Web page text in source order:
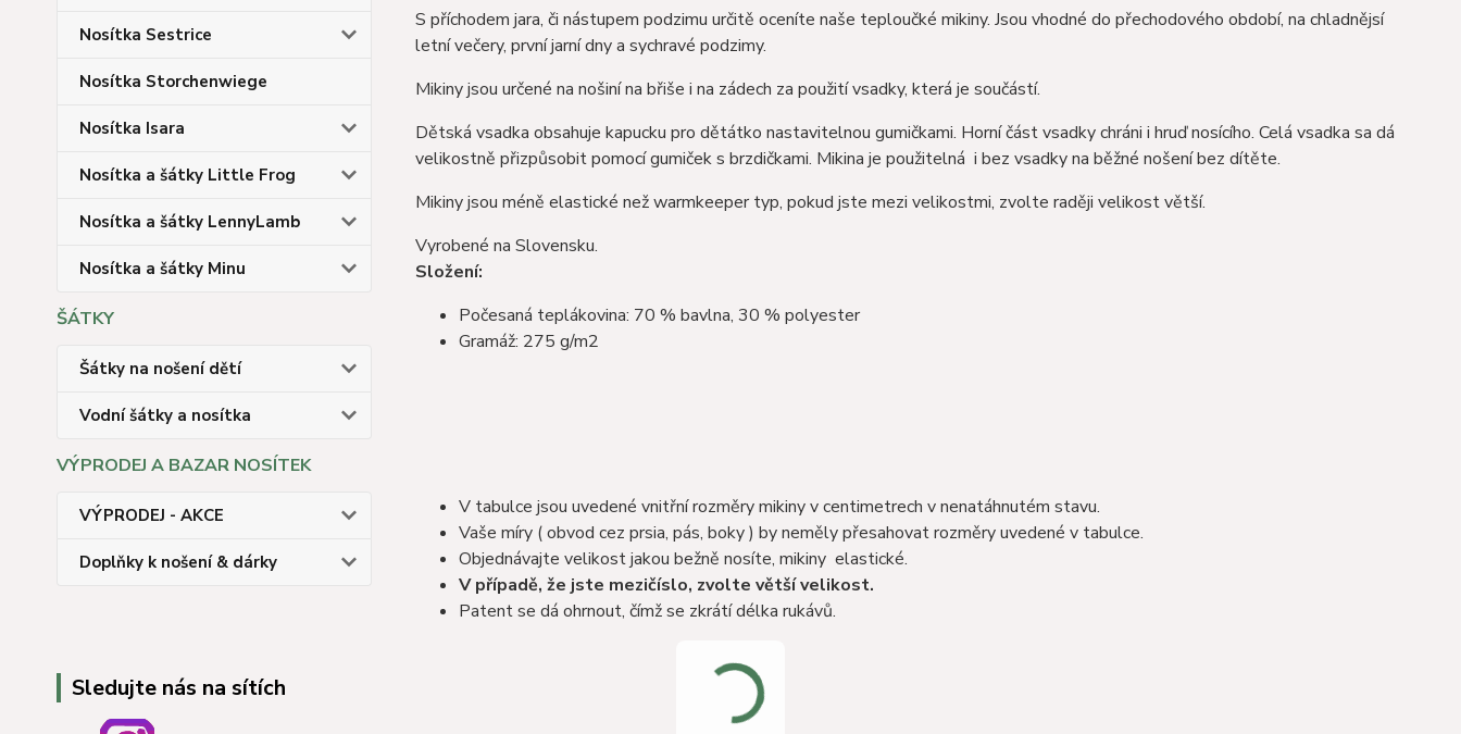
Nosítka Sestrice
Nosítka Storchenwiege
Nosítka Isara
Nosítka a šátky Little Frog
Nosítka a šátky LennyLamb
Nosítka a šátky Minu
ŠÁTKY
Šátky na nošení dětí
Vodní šátky a nosítka
VÝPRODEJ A BAZAR NOSÍTEK
VÝPRODEJ - AKCE
Doplňky k nošení & dárky
Sledujte nás na sítích
S příchodem jara, či nástupem podzimu určitě oceníte naše teploučké mikiny. Jsou vhodné do přechodového období, na chladnějsí
letní večery, první jarní dny a sychravé podzimy.
​Mikiny jsou určené na nošiní na břiše i na zádech za použití vsadky, která je součástí.
Dětská vsadka obsahuje kapucku pro dětátko nastavitelnou gumičkami. Horní část vsadky chráni i hruď nosícího. Celá vsadka sa dá
velikostně přizpůsobit pomocí gumiček s brzdičkami.​ Mikina je použitelná i bez vsadky na běžné nošení bez dítěte.
Mikiny jsou méně elastické než warmkeeper typ, pokud jste mezi velikostmi, zvolte raději velikost větší.
Vyrobené na Slovensku.
Složení:
Počesaná teplákovina: 70 % bavlna, 30 % polyester
Gramáž: 275 g/m2
V tabulce jsou uvedené vnitřní rozměry mikiny v centimetrech v nenatáhnutém stavu.
Vaše míry ( obvod cez prsia, pás, boky ) by neměly přesahovat rozměry uvedené v tabulce.
Objednávajte velikost jakou bežně nosíte, mikiny elastické.
V případě, že jste mezičíslo, zvolte větší velikost.
Patent se dá ohrnout, čímž se zkrátí délka rukávů.